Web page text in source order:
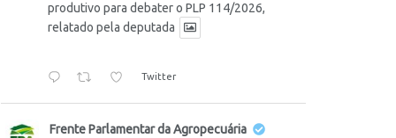
produtivo para debater o PLP 114/2026,
relatado pela deputada
Twitter
Frente Parlamentar da Agropecuária